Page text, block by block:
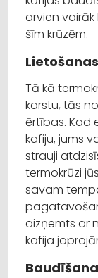
arvien
šīm krūzēm.
Tā kā
karstu, tās
ērtības. Kad
kafiju, jums
strauji
termokrūzi
savam
aizņemts ar
kafija